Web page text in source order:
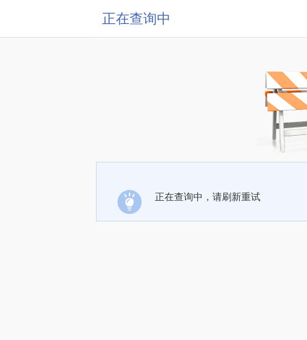
正在查询中
正在查询中，请刷新重试